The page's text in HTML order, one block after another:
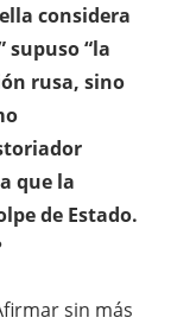
considera
supuso “la
rusa, sino
que la
de Estado.
sin más